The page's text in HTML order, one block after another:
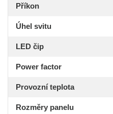
Příkon
Úhel svitu
LED čip
Power factor
Provozní teplota
Rozměry panelu